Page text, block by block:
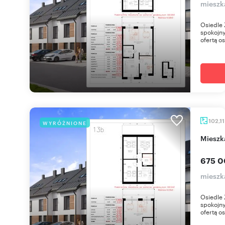
Osiedle
ofertą
WYRÓŻNIONE 102,11
675
Osiedle
ofertą